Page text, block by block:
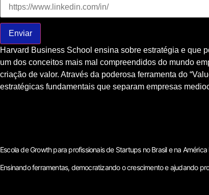
Enviar
Harvard Business School ensina sobre estratégia e que
um dos conceitos mais mal compreendidos do mundo
criação de valor. Através da poderosa ferramenta do
estratégicas fundamentais que separam empresas
Escola de Growth para profissionais de Startups no Brasil e na América
Ensinando ferramentas, democratizando o crescimento e ajudando